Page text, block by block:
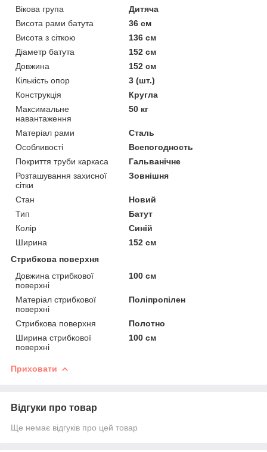
Вікова група
Дитяча
Висота рами батута
36 см
Висота з сіткою
136 см
Діаметр батута
152 см
Довжина
152 см
Кількість опор
3 (шт.)
Конструкція
Кругла
Максимальне
навантаження
50 кг
Матеріал рами
Сталь
Особливості
Всепогодность
Покриття труби каркаса
Гальванічне
Розташування захисної
сітки
Зовнішня
Стан
Новий
Тип
Батут
Колір
Синій
Ширина
152 см
Стрибкова поверхня
Довжина стрибкової
поверхні
100 см
Матеріал стрибкової
поверхні
Поліпропілен
Стрибкова поверхня
Полотно
Ширина стрибкової
поверхні
100 см
Приховати
Відгуки про товар
Ще немає відгуків про цей товар